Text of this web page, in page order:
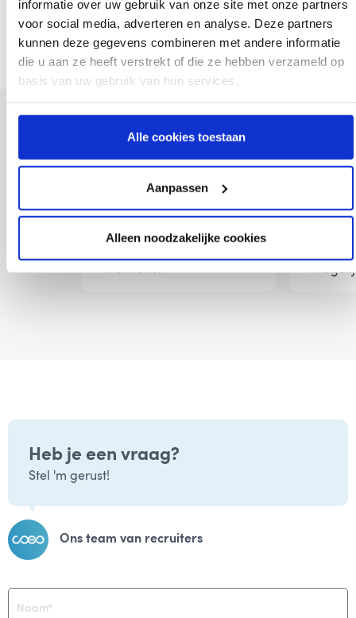
informatie over uw gebruik van onze site met onze partners
voor social media, adverteren en analyse. Deze partners
kunnen deze gegevens combineren met andere informatie
die u aan ze heeft verstrekt of die ze hebben verzameld op
basis van uw gebruik van hun services.
Alle cookies toestaan
Aanpassen
Alleen noodzakelijke cookies
Mogen wij je voorstellen aan team coeo BE?
Bekijk meer verhalen van collega's
Sollicitatieproces
1
Jij stuurt ons jouw CV en
2
Heb je een vraag?
Stel 'm gerust!
Ons team van recruiters